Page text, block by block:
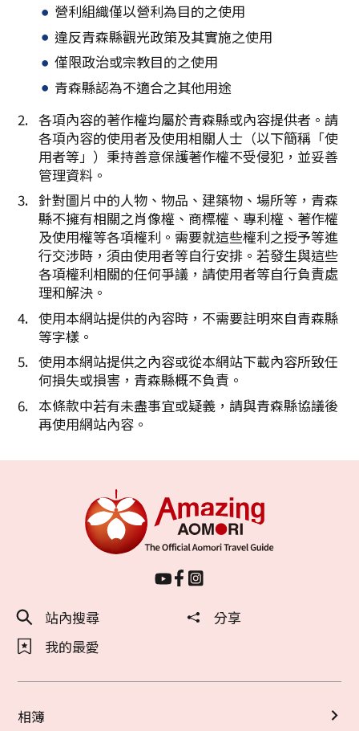
營利組織僅以營利為目的之使用
違反青森縣觀光政策及其實施之使用
僅限政治或宗教目的之使用
青森縣認為不適合之其他用途
各項內容的著作權均屬於青森縣或內容提供者。請
各項內容的使用者及使用相關人士（以下簡稱「使
用者等」）秉持善意保護著作權不受侵犯，並妥善
管理資料。
針對圖片中的人物、物品、建築物、場所等，青森
縣不擁有相關之肖像權、商標權、專利權、著作權
及使用權等各項權利。需要就這些權利之授予等進
行交涉時，須由使用者等自行安排。若發生與這些
各項權利相關的任何爭議，請使用者等自行負責處
理和解決。
使用本網站提供的內容時，不需要註明來自青森縣
等字樣。
使用本網站提供之內容或從本網站下載內容所致任
何損失或損害，青森縣概不負責。
本條款中若有未盡事宜或疑義，請與青森縣協議後
再使用網站內容。
站內搜尋
分享
我的最愛
相簿
複製連結